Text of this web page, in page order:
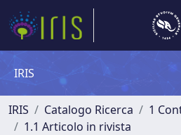
IRIS
IRIS Catalogo Ricerca
1
1.1 Articolo in rivista